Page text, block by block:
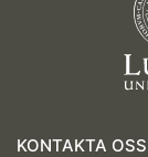
KONTAKTA OSS